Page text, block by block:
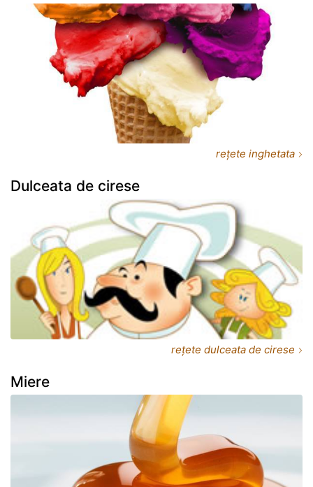
rețete inghetata
Dulceata de cirese
rețete dulceata de cirese
Miere